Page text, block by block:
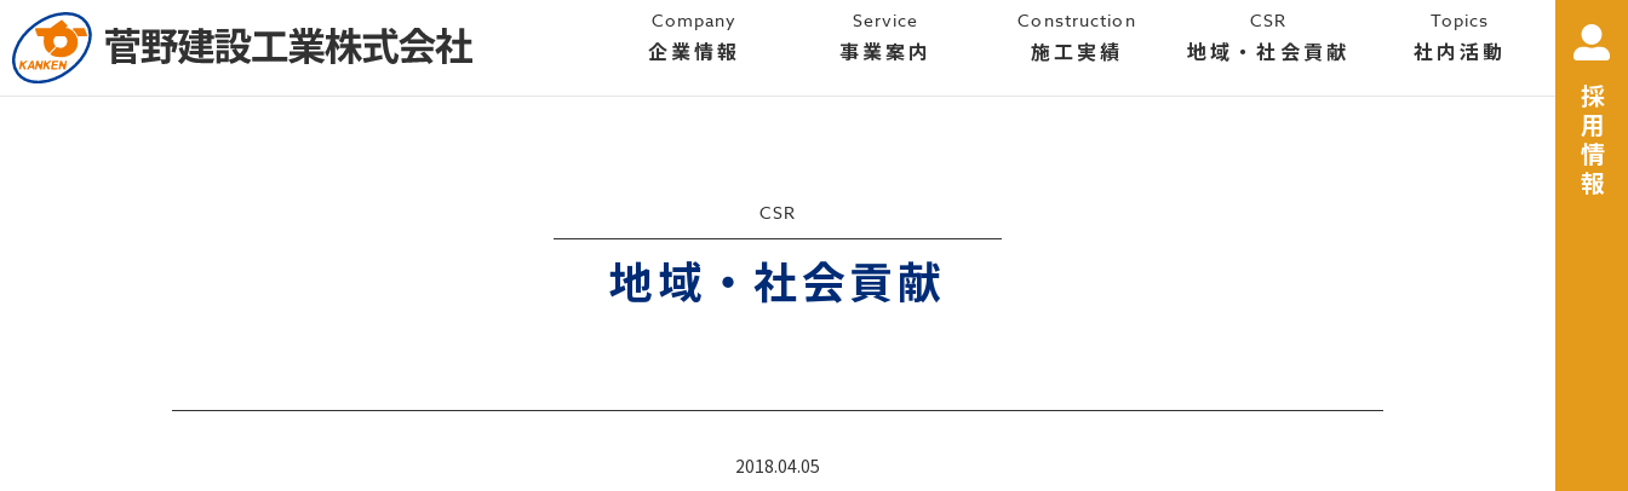
Company
企業情報
Service
事業案内
Construction
施工実績
CSR
地域・社会貢献
Topics
社内活動
採用情報
CSR
地域・社会貢献
2018.04.05